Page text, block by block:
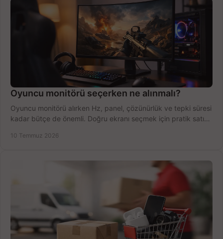
Oyuncu monitörü seçerken ne alınmalı?
Oyuncu monitörü alırken Hz, panel, çözünürlük ve tepki süresi
kadar bütçe de önemli. Doğru ekranı seçmek için pratik satın
10 Temmuz 2026